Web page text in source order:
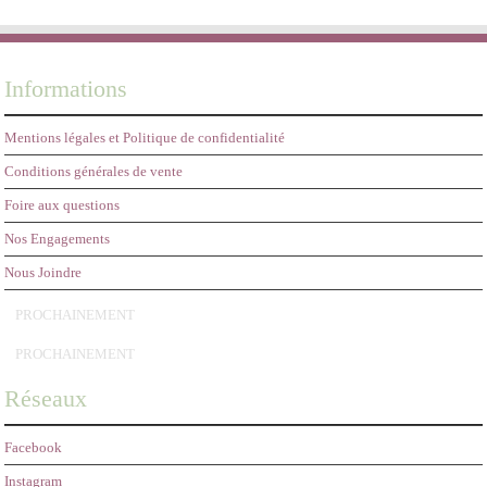
Informations
Mentions légales et Politique de confidentialité
Conditions générales de vente
Foire aux questions
Nos Engagements
Nous Joindre
PROCHAINEMENT
PROCHAINEMENT
Réseaux
Facebook
Instagram